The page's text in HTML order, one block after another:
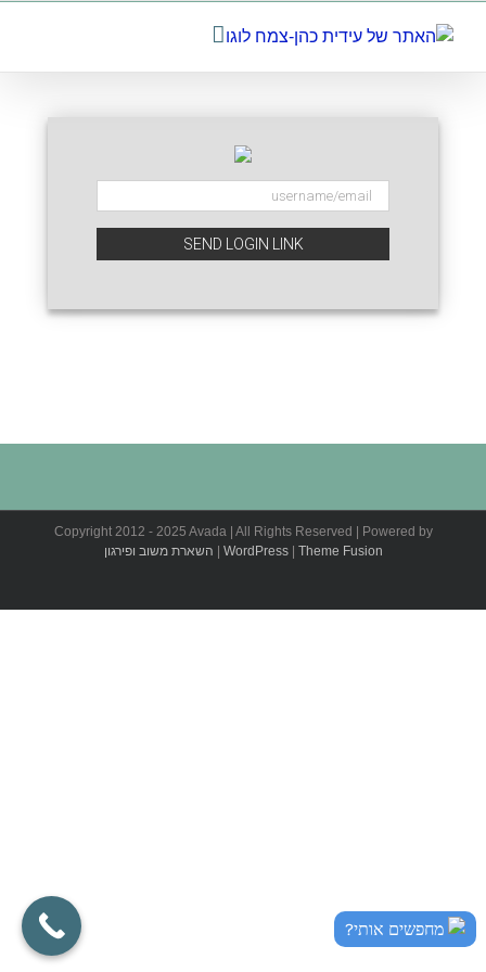
לתוכן
SEND LOGIN LINK
Copyright 2012 - 2025 Avada | All Rights Reserved | Powered by
WordPress| Theme Fusion השארת משוב ופירגון
מחפשים אותי?